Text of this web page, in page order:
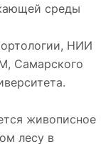
среды
НИИ
Самарского
живописное
лесу в